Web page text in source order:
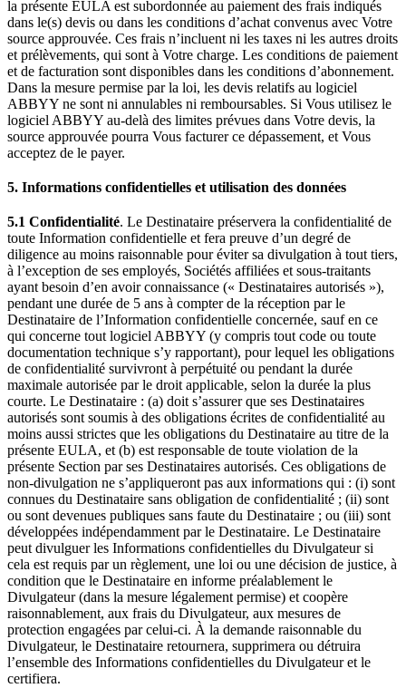
la présente EULA est subordonnée au paiement des frais indiqués
dans le(s) devis ou dans les conditions d’achat convenus avec Votre
source approuvée. Ces frais n’incluent ni les taxes ni les autres droits
et prélèvements, qui sont à Votre charge. Les conditions de paiement
et de facturation sont disponibles dans les conditions d’abonnement.
Dans la mesure permise par la loi, les devis relatifs au logiciel
ABBYY ne sont ni annulables ni remboursables. Si Vous utilisez le
logiciel ABBYY au-delà des limites prévues dans Votre devis, la
source approuvée pourra Vous facturer ce dépassement, et Vous
acceptez de le payer.
5. Informations confidentielles et utilisation des données
5.1 Confidentialité. Le Destinataire préservera la confidentialité de
toute Information confidentielle et fera preuve d’un degré de
diligence au moins raisonnable pour éviter sa divulgation à tout tiers,
à l’exception de ses employés, Sociétés affiliées et sous-traitants
ayant besoin d’en avoir connaissance (« Destinataires autorisés »),
pendant une durée de 5 ans à compter de la réception par le
Destinataire de l’Information confidentielle concernée, sauf en ce
qui concerne tout logiciel ABBYY (y compris tout code ou toute
documentation technique s’y rapportant), pour lequel les obligations
de confidentialité survivront à perpétuité ou pendant la durée
maximale autorisée par le droit applicable, selon la durée la plus
courte. Le Destinataire : (a) doit s’assurer que ses Destinataires
autorisés sont soumis à des obligations écrites de confidentialité au
moins aussi strictes que les obligations du Destinataire au titre de la
présente EULA, et (b) est responsable de toute violation de la
présente Section par ses Destinataires autorisés. Ces obligations de
non-divulgation ne s’appliqueront pas aux informations qui : (i) sont
connues du Destinataire sans obligation de confidentialité ; (ii) sont
ou sont devenues publiques sans faute du Destinataire ; ou (iii) sont
développées indépendamment par le Destinataire. Le Destinataire
peut divulguer les Informations confidentielles du Divulgateur si
cela est requis par un règlement, une loi ou une décision de justice, à
condition que le Destinataire en informe préalablement le
Divulgateur (dans la mesure légalement permise) et coopère
raisonnablement, aux frais du Divulgateur, aux mesures de
protection engagées par celui-ci. À la demande raisonnable du
Divulgateur, le Destinataire retournera, supprimera ou détruira
l’ensemble des Informations confidentielles du Divulgateur et le
certifiera.